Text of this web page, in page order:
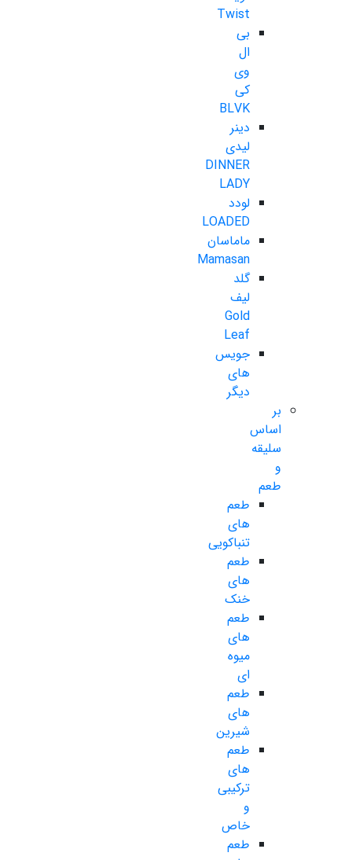
Twist
بی
ال
وی
کی
BLVK
دینر
لیدی
DINNER
LADY
لودد
LOADED
ماماسان
Mamasan
گلد
لیف
Gold
Leaf
جویس
های
دیگر
بر
اساس
سلیقه
و
طعم
طعم
های
تنباکویی
طعم
های
خنک
طعم
های
میوه
ای
طعم
های
شیرین
طعم
های
ترکیبی
و
خاص
طعم